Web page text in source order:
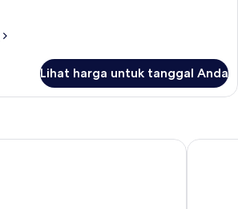
Lihat harga untuk tanggal Anda